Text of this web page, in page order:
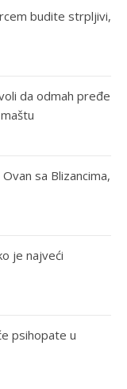
budite strpljivi,
da odmah pređe
sa Blizancima,
je najveći
psihopate u